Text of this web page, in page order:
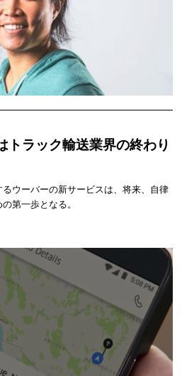
トラック輸送業界の終わり
ウーバーの新サービスは、将来、自律
第一歩となる。